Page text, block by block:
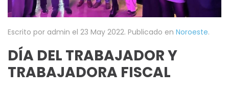
Escrito por admin el 23 May 2022. Publicado en Noroeste.
DÍA DEL TRABAJADOR Y
TRABAJADORA FISCAL